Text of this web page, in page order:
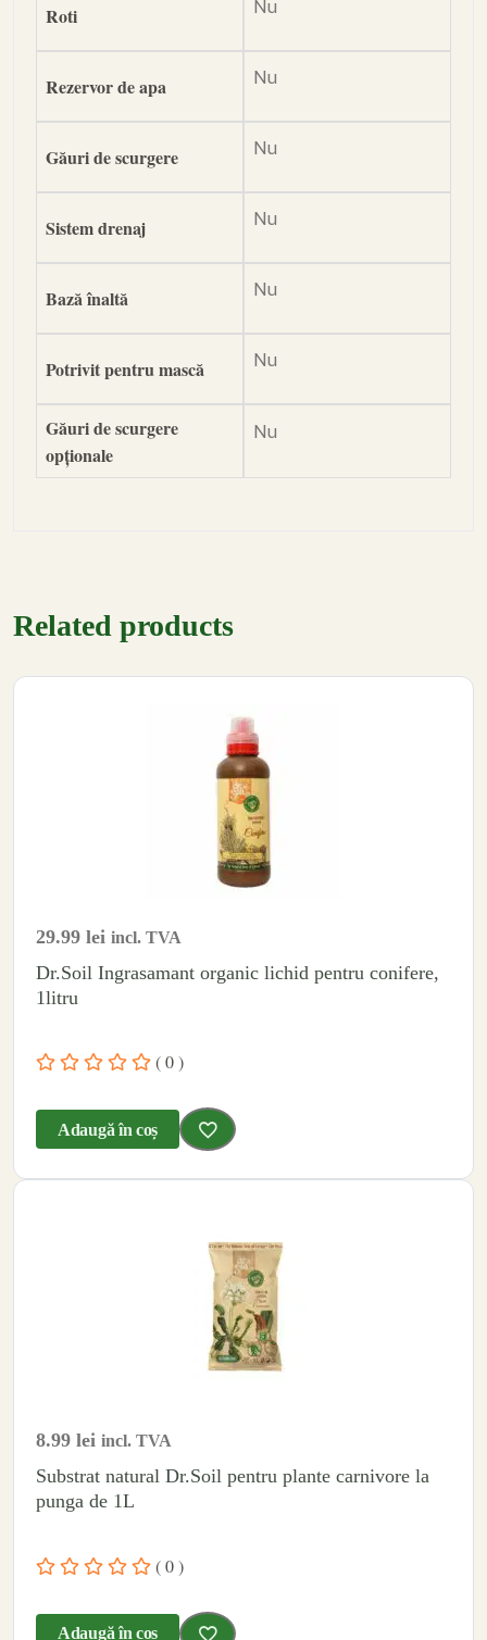
Roti Nu
Rezervor de apa Nu
Găuri de scurgere Nu
Sistem drenaj Nu
Bază înaltă Nu
Potrivit pentru mască Nu
Găuri de scurgere
opționale
Nu
Related products
29.99 lei incl. TVA
Dr.Soil Ingrasamant organic lichid pentru conifere,
1litru
( 0 )
Adaugă în coș
8.99 lei incl. TVA
Substrat natural Dr.Soil pentru plante carnivore la
punga de 1L
( 0 )
Adaugă în coș